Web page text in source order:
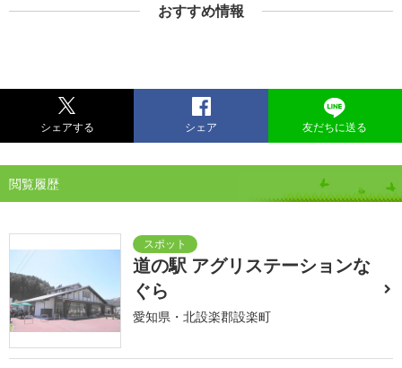
おすすめ情報
シェアする シェア 友だちに送る
閲覧履歴
道の駅 アグリステーションな
ぐら
愛知県・北設楽郡設楽町